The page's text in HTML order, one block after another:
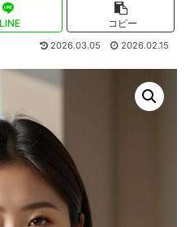
LINE コピー
2026.03.05 2026.02.15